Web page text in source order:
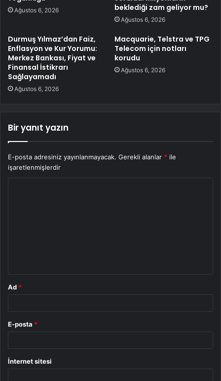
Ağustos 6, 2026
beklediği zam geliyor mu?
Ağustos 6, 2026
Durmuş Yılmaz’dan Faiz,
Enflasyon ve Kur Yorumu:
Merkez Bankası, Fiyat ve
Finansal İstikrarı
Sağlayamadı
Ağustos 6, 2026
Macquarie, Telstra ve TPG
Telecom için notları
korudu
Ağustos 6, 2026
Bir yanıt yazın
E-posta adresiniz yayınlanmayacak. Gerekli alanlar * ile
işaretlenmişlerdir
Ad *
E-posta *
İnternet sitesi